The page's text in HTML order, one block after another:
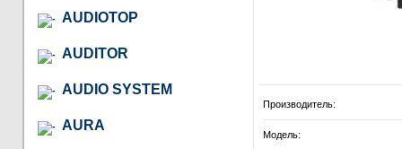
AUDIOTOP
AUDITOR
AUDIO SYSTEM
AURA
Производитель:
Модель: